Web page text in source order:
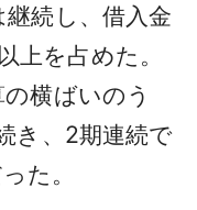
続し、借入金
上を占めた。
横ばいのう
き、2期連続で
た。